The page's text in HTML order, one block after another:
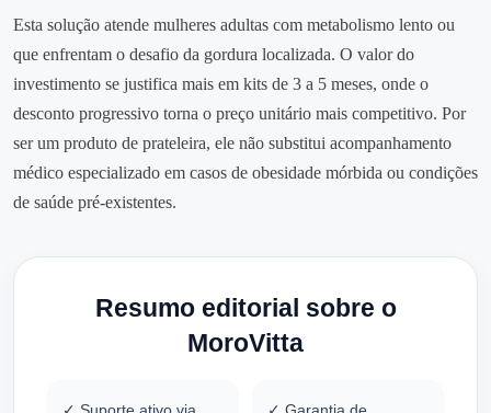
Esta solução atende mulheres adultas com metabolismo lento ou
que enfrentam o desafio da gordura localizada. O valor do
investimento se justifica mais em kits de 3 a 5 meses, onde o
desconto progressivo torna o preço unitário mais competitivo. Por
ser um produto de prateleira, ele não substitui acompanhamento
médico especializado em casos de obesidade mórbida ou condições
de saúde pré-existentes.
Resumo editorial sobre o
MoroVitta
✓ Suporte ativo via ✓ Garantia de